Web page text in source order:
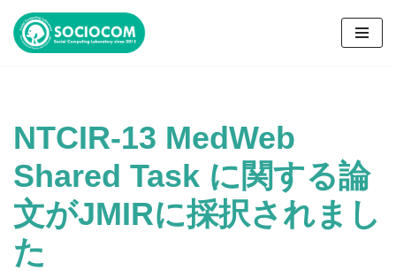
コ
ツ
へ
ス
キ
ッ
プ
NTCIR-13 MedWeb
Shared Task に関する論
文がJMIRに採択されまし
た